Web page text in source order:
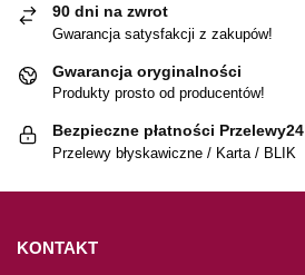
90 dni na zwrot
Gwarancja satysfakcji z zakupów!
Gwarancja oryginalności
Produkty prosto od producentów!
Bezpieczne płatności Przelewy24
Przelewy błyskawiczne / Karta / BLIK
KONTAKT